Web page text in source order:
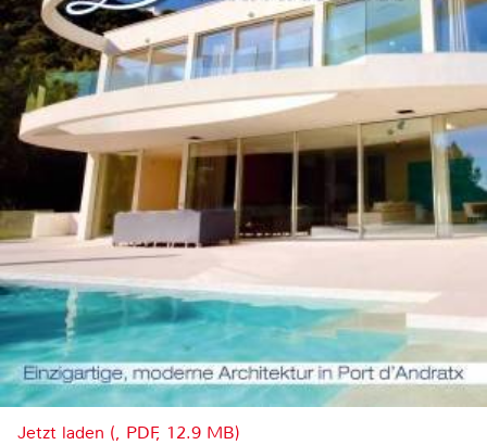
Jetzt laden (, PDF, 12.9 MB)